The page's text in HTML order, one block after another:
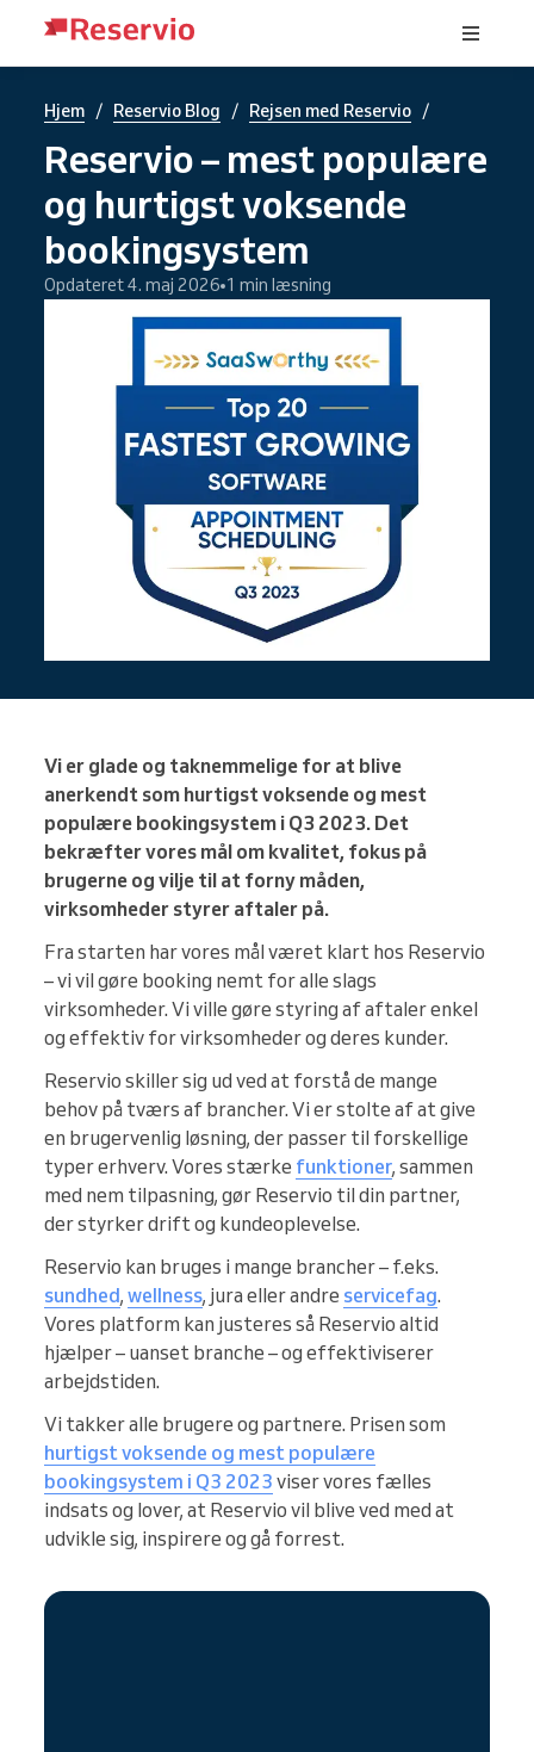
Hjem / Reservio Blog / Rejsen med Reservio /
Reservio – mest populære
og hurtigst voksende
bookingsystem
Opdateret 4. maj 2026 1 min læsning
Vi er glade og taknemmelige for at blive
anerkendt som hurtigst voksende og mest
populære bookingsystem i Q3 2023. Det
bekræfter vores mål om kvalitet, fokus på
brugerne og vilje til at forny måden,
virksomheder styrer aftaler på.
Fra starten har vores mål været klart hos Reservio
– vi vil gøre booking nemt for alle slags
virksomheder. Vi ville gøre styring af aftaler enkel
og effektiv for virksomheder og deres kunder.
Reservio skiller sig ud ved at forstå de mange
behov på tværs af brancher. Vi er stolte af at give
en brugervenlig løsning, der passer til forskellige
typer erhverv. Vores stærke funktioner, sammen
med nem tilpasning, gør Reservio til din partner,
der styrker drift og kundeoplevelse.
Reservio kan bruges i mange brancher – f.eks.
sundhed, wellness, jura eller andre servicefag.
Vores platform kan justeres så Reservio altid
hjælper – uanset branche – og effektiviserer
arbejdstiden.
Vi takker alle brugere og partnere. Prisen som
hurtigst voksende og mest populære
bookingsystem i Q3 2023 viser vores fælles
indsats og lover, at Reservio vil blive ved med at
udvikle sig, inspirere og gå forrest.